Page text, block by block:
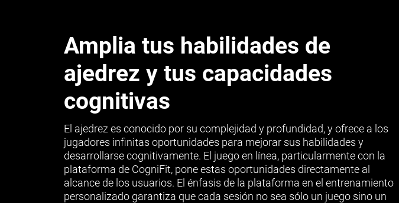
Amplia tus habilidades de
ajedrez y tus capacidades
cognitivas
El ajedrez es conocido por su complejidad y profundidad, y ofrece a los
jugadores infinitas oportunidades para mejorar sus habilidades y
desarrollarse cognitivamente. El juego en línea, particularmente con la
plataforma de CogniFit, pone estas oportunidades directamente al
alcance de los usuarios. El énfasis de la plataforma en el entrenamiento
personalizado garantiza que cada sesión no sea sólo un juego sino un